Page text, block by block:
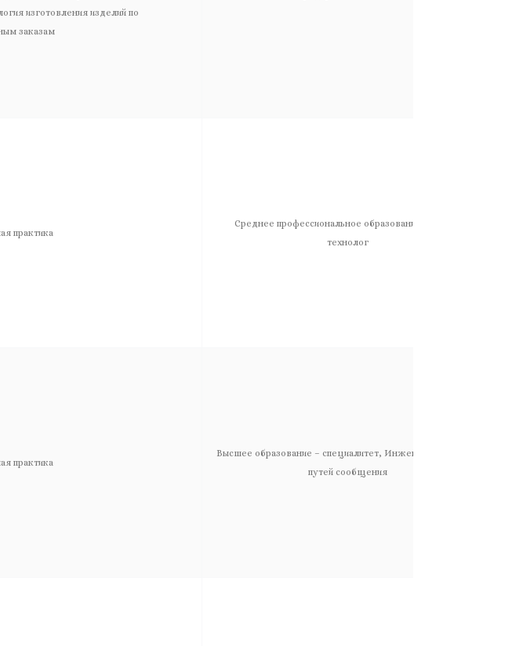
изготовления изделий по
заказам
практика
Среднее профессиональное образование, Техник-
технолог
практика
Высшее образование – специалитет, Инженер-экономист
путей сообщения